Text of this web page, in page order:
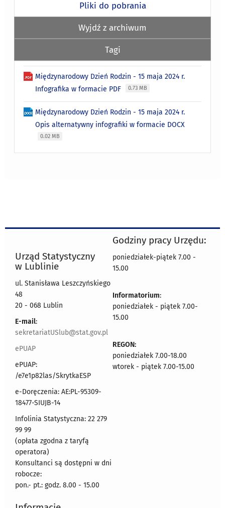
Pliki do pobrania
Wyjdź z archiwum
Tagi
Międzynarodowy Dzień Rodzin - 15 maja 2024 r.
Infografika w formacie PDF
0.73 MB
Międzynarodowy Dzień Rodzin - 15 maja 2024 r.
Opis alternatywny infografiki w formacie DOCX
0.02 MB
Urząd Statystyczny
w Lublinie
ul. Stanisława Leszczyńskiego
48
20 - 068 Lublin
E-mail:
sekretariatUSlub@stat.gov.pl
ePUAP
ePUAP:
/e7e1p82las/SkrytkaESP
e-Doręczenia: AE:PL-95309-
18477-SIUJB-14
Infolinia Statystyczna: 22 279
99 99
(opłata zgodna z taryfą
operatora)
Konsultanci są dostępni w dni
robocze:
pon.- pt.: godz. 8.00 - 15.00
Godziny pracy Urzędu:
poniedziałek-piątek 7.00 -
15.00
Informatorium:
poniedziałek - piątek 7.00-
15.00
REGON:
poniedziałek 7.00-18.00
wtorek - piątek 7.00-15.00